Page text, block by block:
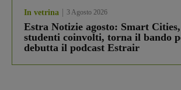
In vetrina 3 Agosto 2026
Estra Notizie agosto: Smart
studenti coinvolti, torna il bando
debutta il podcast Estrair